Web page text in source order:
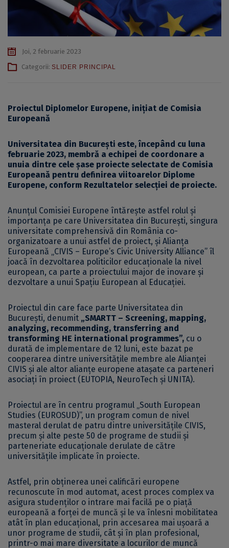
Joi, 2 februarie 2023
Categorii: SLIDER PRINCIPAL
Proiectul Diplomelor Europene, inițiat de Comisia
Europeană
Universitatea din București este, începând cu luna
februarie 2023, membră a echipei de coordonare a
unuia dintre cele șase proiecte selectate de Comisia
Europeană pentru definirea viitoarelor Diplome
Europene, conform Rezultatelor selecției de proiecte.
Anunțul Comisiei Europene întărește astfel rolul și
importanța pe care Universitatea din București, singura
universitate comprehensivă din România co-
organizatoare a unui astfel de proiect, și Alianța
Europeană „CIVIS – Europe’s Civic University Alliance” îl
joacă în dezvoltarea politicilor educaționale la nivel
european, ca parte a proiectului major de inovare și
dezvoltare a unui Spațiu European al Educației.
Proiectul din care face parte Universitatea din
București, denumit „SMARTT – Screening, mapping,
analyzing, recommending, transferring and
transforming HE international programmes”, cu o
durată de implementare de 12 luni, este bazat pe
cooperarea dintre universitățile membre ale Alianței
CIVIS și ale altor alianțe europene atașate ca parteneri
asociați în proiect (EUTOPIA, NeuroTech și UNITA).
Proiectul are în centru programul „South European
Studies (EUROSUD)”, un program comun de nivel
masteral derulat de patru dintre universitățile CIVIS,
precum și alte peste 50 de programe de studii și
parteneriate educaționale derulate de către
universitățile implicate în proiecte.
Astfel, prin obținerea unei calificări europene
recunoscute în mod automat, acest proces complex va
asigura studenților o intrare mai facilă pe o piață
europeană a forței de muncă și le va înlesni mobilitatea
atât în plan educațional, prin accesarea mai ușoară a
unor programe de studii, cât și în plan profesional,
printr-o mai mare diversitate a locurilor de muncă